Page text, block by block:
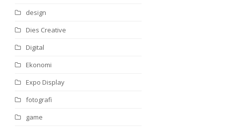
design
Dies Creative
Digital
Ekonomi
Expo Display
fotografi
game